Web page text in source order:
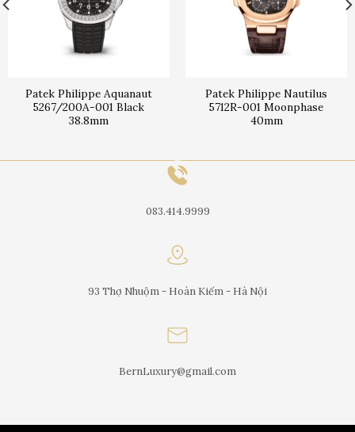
Patek Philippe Aquanaut
5267/200A-001 Black
38.8mm
Patek Philippe Nautilus
5712R-001 Moonphase
40mm
083.414.9999
93 Thợ Nhuộm - Hoàn Kiếm - Hà Nội
BernLuxury@gmail.com